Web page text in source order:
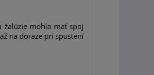
žalúzie mohla mať spoj
na doraze pri spustení